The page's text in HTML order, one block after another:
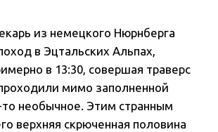
из немецкого Нюрнберга
в Эцтальских Альпах,
в 13:30, совершая траверс
мимо заполненной
необычное. Этим странным
верхняя скрюченная половина